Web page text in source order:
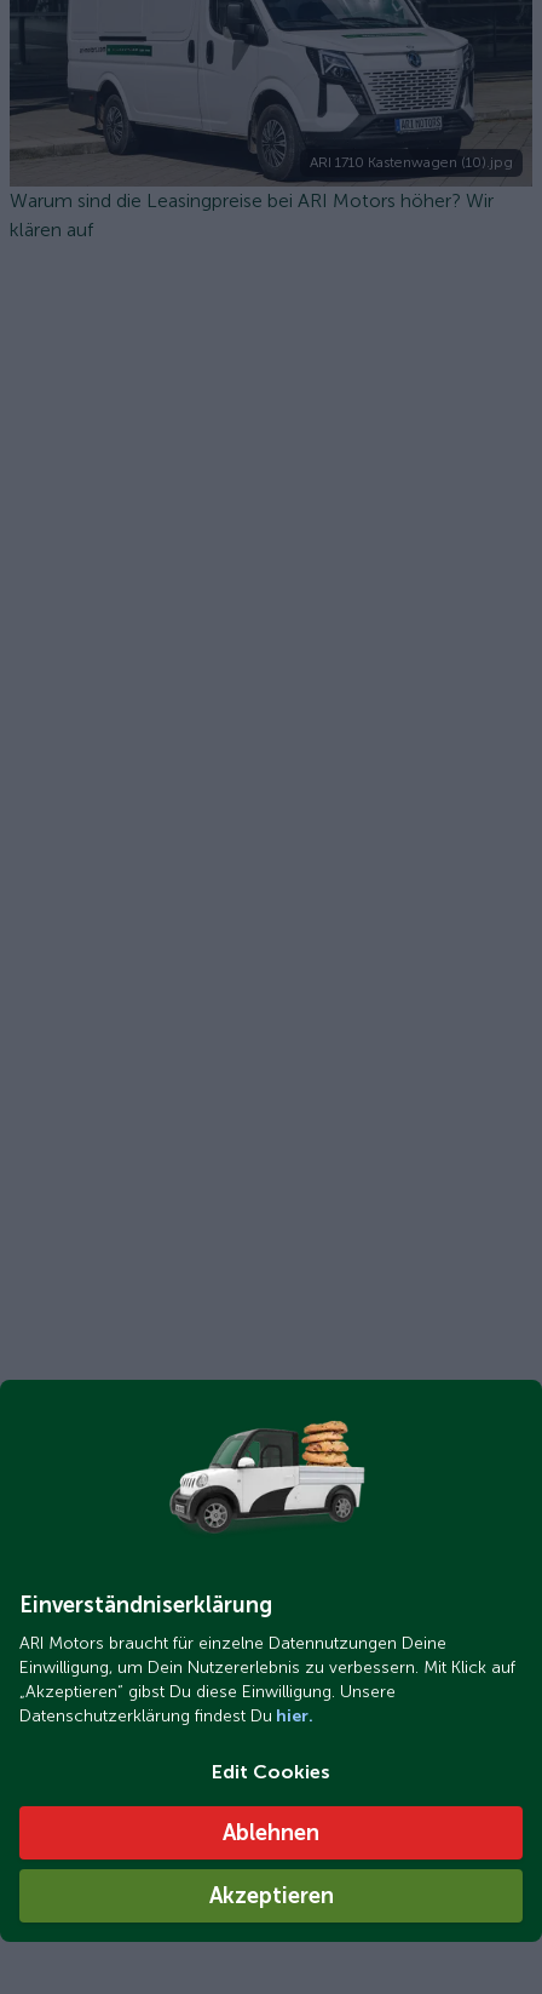
ARI 1710 Kastenwagen (10).jpg
Warum sind die Leasingpreise bei ARI Motors höher? Wir
klären auf
Einverständniserklärung
ARI Motors braucht für einzelne Datennutzungen Deine
Einwilligung, um Dein Nutzererlebnis zu verbessern. Mit Klick auf
„Akzeptieren“ gibst Du diese Einwilligung. Unsere
Datenschutzerklärung findest Du hier.
Edit Cookies
Ablehnen
Akzeptieren